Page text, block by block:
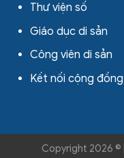
Thư viện số
Giáo dục di sản
Công viên di sản
Kết nối cộng đồng
Copyright 2026 ©